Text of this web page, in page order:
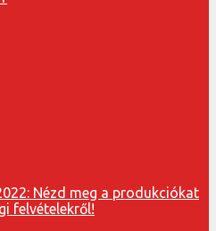
Nézd meg a produkciókat
felvételekről!